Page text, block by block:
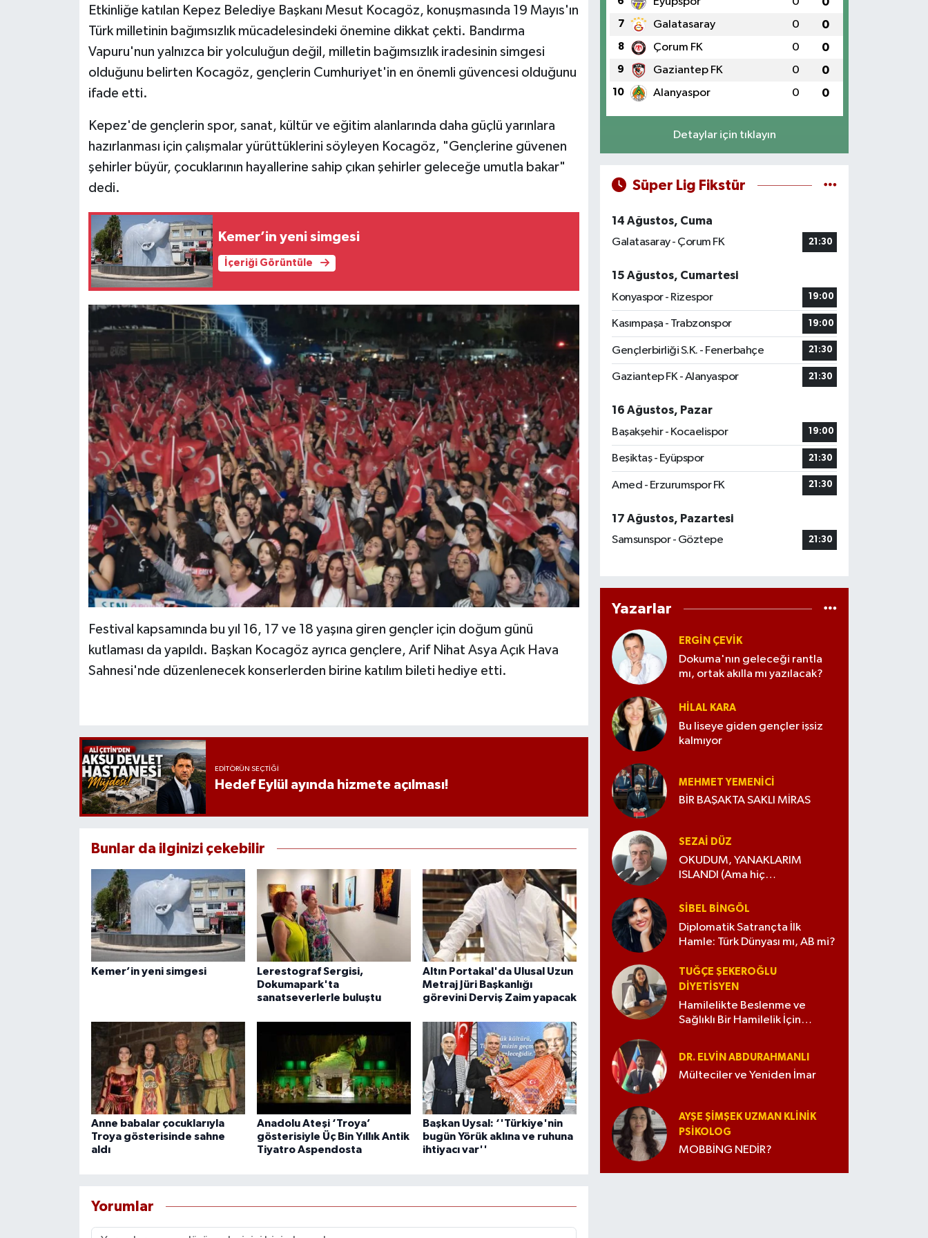
Etkinliğe katılan Kepez Belediye Başkanı Mesut Kocagöz, konuşmasında 19 Mayıs'ın
Türk milletinin bağımsızlık mücadelesindeki önemine dikkat çekti. Bandırma
Vapuru'nun yalnızca bir yolculuğun değil, milletin bağımsızlık iradesinin simgesi
olduğunu belirten Kocagöz, gençlerin Cumhuriyet'in en önemli güvencesi olduğunu
ifade etti.
Kepez'de gençlerin spor, sanat, kültür ve eğitim alanlarında daha güçlü yarınlara
hazırlanması için çalışmalar yürüttüklerini söyleyen Kocagöz, "Gençlerine güvenen
şehirler büyür, çocuklarının hayallerine sahip çıkan şehirler geleceğe umutla bakar"
dedi.
Kemer’in yeni simgesi
İçeriği Görüntüle
Festival kapsamında bu yıl 16, 17 ve 18 yaşına giren gençler için doğum günü
kutlaması da yapıldı. Başkan Kocagöz ayrıca gençlere, Arif Nihat Asya Açık Hava
Sahnesi'nde düzenlenecek konserlerden birine katılım bileti hediye etti.
EDITÖRÜN SEÇTIĞI
Hedef Eylül ayında hizmete açılması!
Bunlar da ilginizi çekebilir
Kemer’in yeni simgesi
Lerestograf Sergisi,
Dokumapark'ta
sanatseverlerle buluştu
Altın Portakal'da Ulusal Uzun
Metraj Jüri Başkanlığı
görevini Derviş Zaim yapacak
Anne babalar çocuklarıyla
Troya gösterisinde sahne
aldı
Anadolu Ateşi ‘Troya’
gösterisiyle Üç Bin Yıllık Antik
Tiyatro Aspendosta
Başkan Uysal: ‘'Türkiye'nin
bugün Yörük aklına ve ruhuna
ihtiyacı var''
Yorumlar
7 Galatasaray 0 0
8 Çorum FK 0 0
9 Gaziantep FK 0 0
10 Alanyaspor 0 0
Detaylar için tıklayın
Süper Lig Fikstür
14 Ağustos, Cuma
Galatasaray - Çorum FK
21:30
15 Ağustos, Cumartesi
Konyaspor - Rizespor
19:00
Kasımpaşa - Trabzonspor 19:00
Gençlerbirliği S.K. - Fenerbahçe 21:30
Gaziantep FK - Alanyaspor 21:30
16 Ağustos, Pazar
Başakşehir - Kocaelispor
19:00
Beşiktaş - Eyüpspor 21:30
Amed - Erzurumspor FK 21:30
17 Ağustos, Pazartesi
Samsunspor - Göztepe
21:30
Yazarlar
ERGIN ÇEVİK
Dokuma'nın geleceği rantla
mı, ortak akılla mı yazılacak?
HILAL KARA
Bu liseye giden gençler işsiz
kalmıyor
MEHMET YEMENICI
BİR BAŞAKTA SAKLI MİRAS
SEZAI DÜZ
OKUDUM, YANAKLARIM
ISLANDI (Ama hiç
SIBEL BINGÖL
Diplomatik Satrançta İlk
Hamle: Türk Dünyası mı, AB mi?
TUĞÇE ŞEKEROĞLU
DIYETISYEN
Hamilelikte Beslenme ve
Sağlıklı Bir Hamilelik İçin
DR. ELVIN ABDURAHMANLI
Mülteciler ve Yeniden İmar
AYŞE ŞIMŞEK UZMAN KLINIK
PSIKOLOG
MOBBİNG NEDİR?